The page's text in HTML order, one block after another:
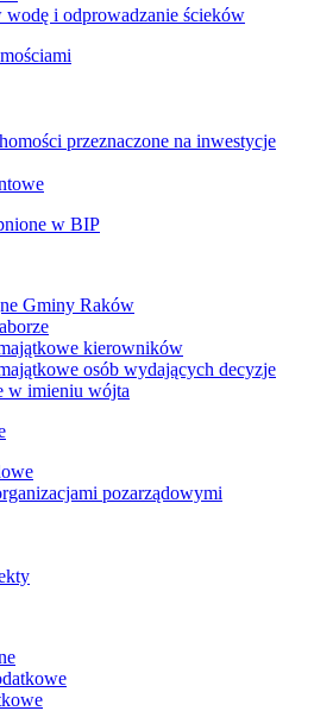
wodę i odprowadzanie ścieków
przeznaczone na inwestycje
w BIP
Gminy Raków
kierowników
osób wydających decyzje
w imieniu wójta
pozarządowymi